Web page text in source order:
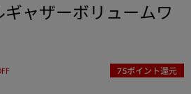
ギャザーボリュームワ
75ポイント還元